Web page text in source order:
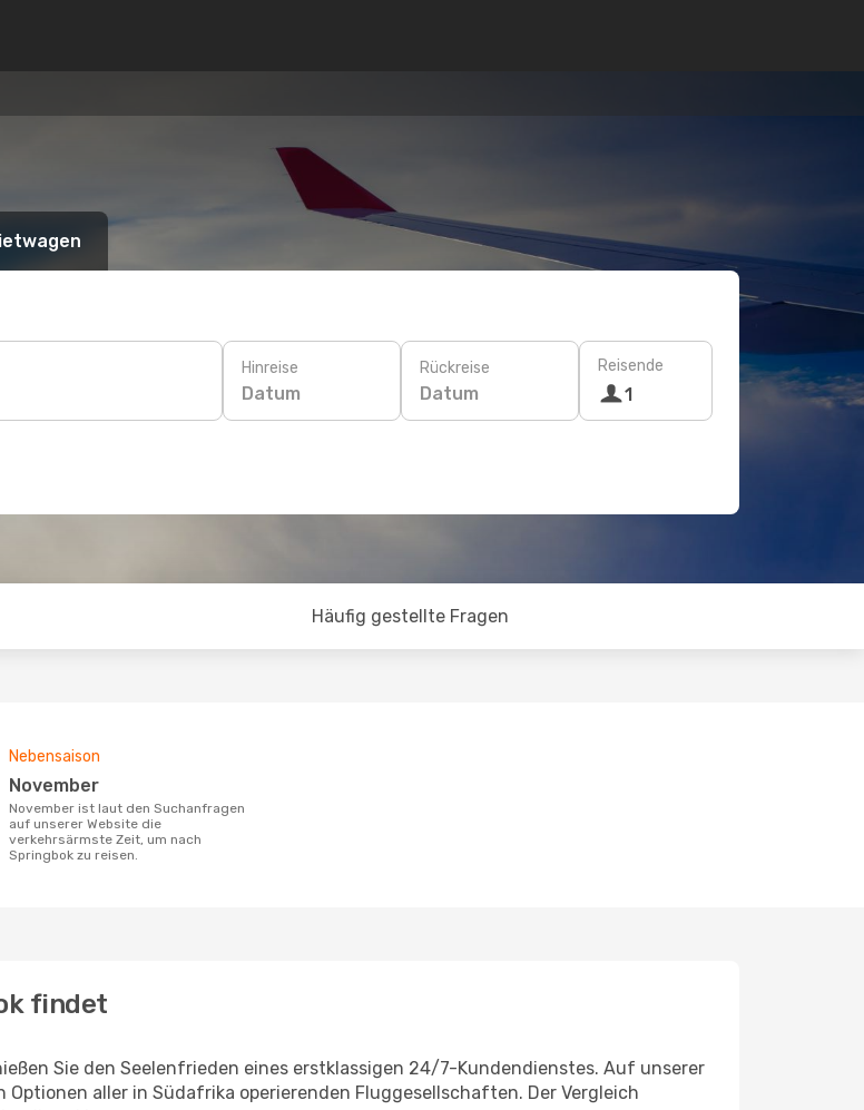
Hinreise
Datum
Rückreise
Datum
Reisende
1
Häufig gestellte Fragen
Nebensaison
November
November ist laut den Suchanfragen
auf unserer Website die
verkehrsärmste Zeit, um nach
Springbok zu reisen.
findet
Sie den Seelenfrieden eines erstklassigen 24/7-Kundendienstes. Auf unserer
aller in Südafrika operierenden Fluggesellschaften. Der Vergleich